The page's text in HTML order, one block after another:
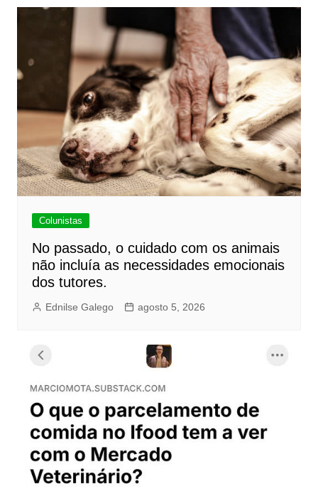
Colunistas
No passado, o cuidado com os animais
não incluía as necessidades emocionais
dos tutores.
Ednilse Galego agosto 5, 2026